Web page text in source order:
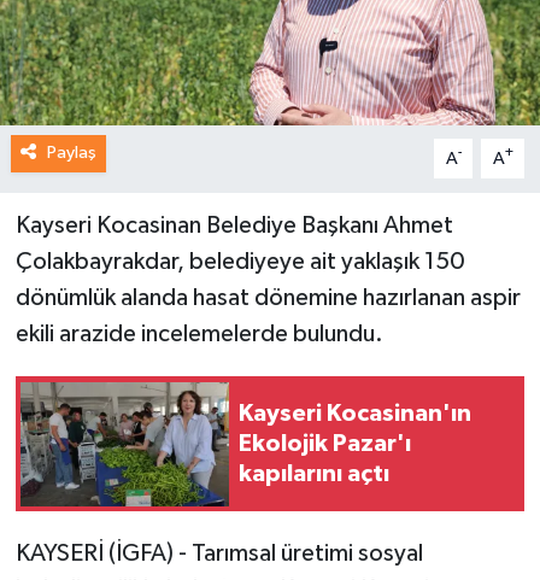
Paylaş A- A+
Kayseri Kocasinan Belediye Başkanı Ahmet
Çolakbayrakdar, belediyeye ait yaklaşık 150
dönümlük alanda hasat dönemine hazırlanan aspir
ekili arazide incelemelerde bulundu.
Kayseri Kocasinan'ın
Ekolojik Pazar'ı
kapılarını açtı
KAYSERİ (İGFA) - Tarımsal üretimi sosyal